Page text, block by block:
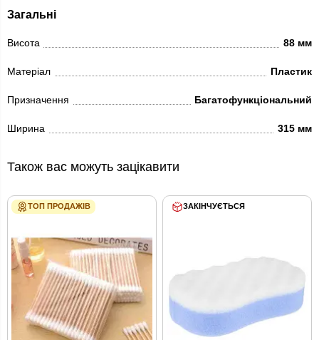
Загальні
Висота 88 мм
Матеріал Пластик
Призначення Багатофункціональний
Ширина 315 мм
Також вас можуть зацікавити
ТОП ПРОДАЖІВ ЗАКІНЧУЄТЬСЯ